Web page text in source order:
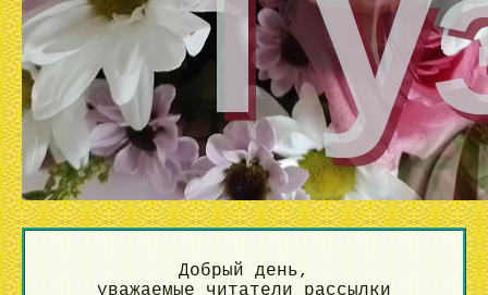
Добрый день,
уважаемые читатели рассылки